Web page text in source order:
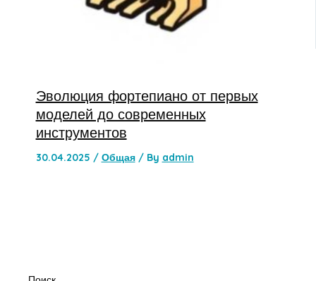
Эволюция фортепиано от первых
моделей до современных
инструментов
30.04.2025 / Общая/ By admin